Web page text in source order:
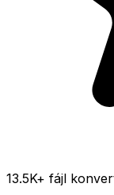
13.5K+ fájl